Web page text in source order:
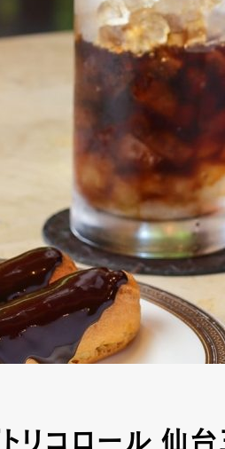
トリコロール 仙